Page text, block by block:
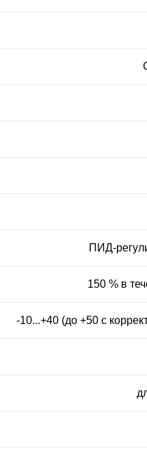
ПИД-
150 % в
-10...+40 (до +50 с